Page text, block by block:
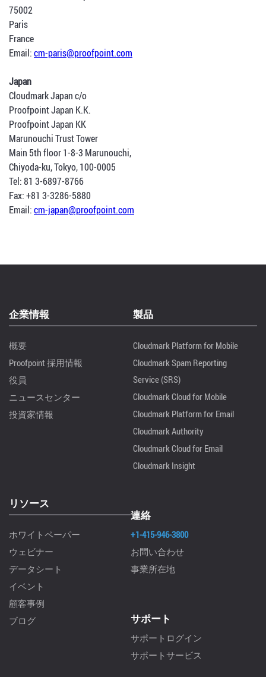
75002
Paris
France
Email:cm-paris@proofpoint.com
Japan
Cloudmark Japan c/o
Proofpoint Japan K.K.
Proofpoint Japan KK
Marunouchi Trust Tower
Main 5th floor 1-8-3 Marunouchi,
Chiyoda-ku, Tokyo, 100-0005
Tel: 81 3-6897-8766
Fax: +81 3-3286-5880
Email:cm-japan@proofpoint.com
企業情報
概要
Proofpoint 採用情報
役員
ニュースセンター
投資家情報
製品
Cloudmark Platform for Mobile
Cloudmark Spam Reporting
Service (SRS)
Cloudmark Cloud for Mobile
Cloudmark Platform for Email
Cloudmark Authority
Cloudmark Cloud for Email
Cloudmark Insight
リソース
ホワイトペーパー
ウェビナー
データシート
イベント
顧客事例
ブログ
連絡
+1-415-946-3800
お問い合わせ
事業所在地
サポート
サポートログイン
サポートサービス